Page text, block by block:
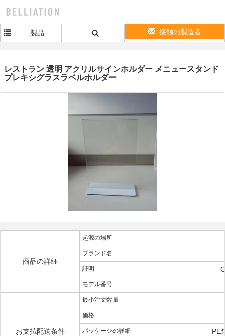
製品 接触の製造者
レストラン 透明 アクリルサインホルダー メニュースタンド
プレキシグラスラベルホルダー
商品の詳細
起源の場所
ブランド名
証明
モデル番号
お支払配送条件
最小注文数量
価格
パッケージの詳細 PE